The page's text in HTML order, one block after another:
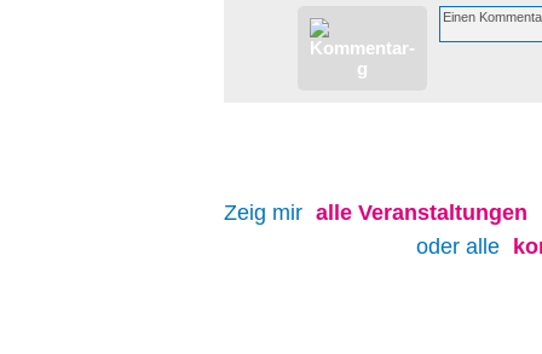
Zeig mir alle Veranstaltungen
oder alle